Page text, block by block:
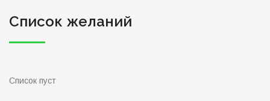
Список желаний
Список пуст